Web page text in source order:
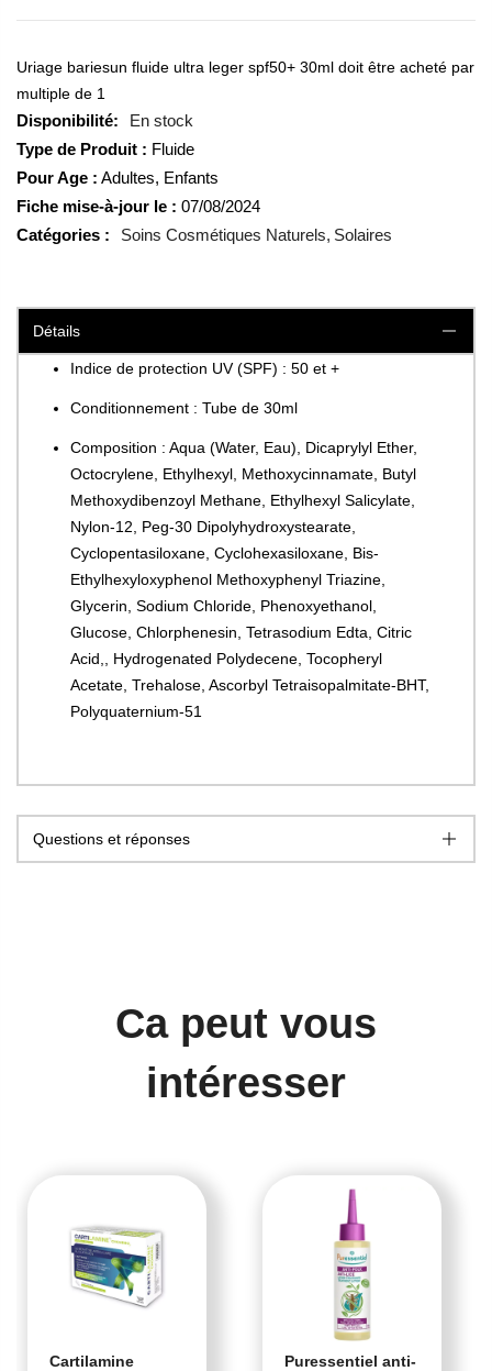
Uriage bariesun fluide ultra leger spf50+ 30ml doit être acheté par
multiple de 1
En stock
Type de Produit : Fluide
Pour Age : Adultes, Enfants
Fiche mise-à-jour le : 07/08/2024
Catégories :
Soins Cosmétiques Naturels Solaires
Détails
Indice de protection UV (SPF) : 50 et +
Conditionnement : Tube de 30ml
Composition : Aqua (Water, Eau), Dicaprylyl Ether,
Octocrylene, Ethylhexyl, Methoxycinnamate, Butyl
Methoxydibenzoyl Methane, Ethylhexyl Salicylate,
Nylon-12, Peg-30 Dipolyhydroxystearate,
Cyclopentasiloxane, Cyclohexasiloxane, Bis-
Ethylhexyloxyphenol Methoxyphenyl Triazine,
Glycerin, Sodium Chloride, Phenoxyethanol,
Glucose, Chlorphenesin, Tetrasodium Edta, Citric
Acid,, Hydrogenated Polydecene, Tocopheryl
Acetate, Trehalose, Ascorbyl Tetraisopalmitate-BHT,
Polyquaternium-51
Questions et réponses
Ca peut vous
intéresser
Cartilamine
Puressentiel anti-